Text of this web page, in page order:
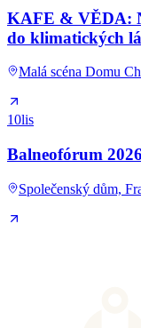
KAFE & VĚDA:
do klimatických
Malá scéna Domu
10lis
Balneofórum 2026
Společenský dům,